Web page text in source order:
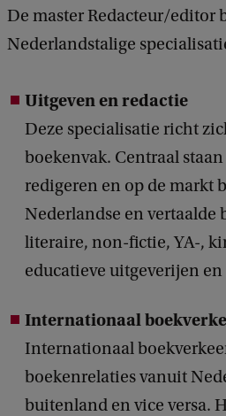
De master Redacteur/editor
Nederlandstalige
Uitgeven en redactie
Deze specialisatie richt
boekenvak. Centraal
redigeren en op de markt
Nederlandse en vertaalde
literaire, non-fictie, YA-,
educatieve uitgeverijen
Internationaal
Internationaal
boekenrelaties vanuit
buitenland en vice versa.